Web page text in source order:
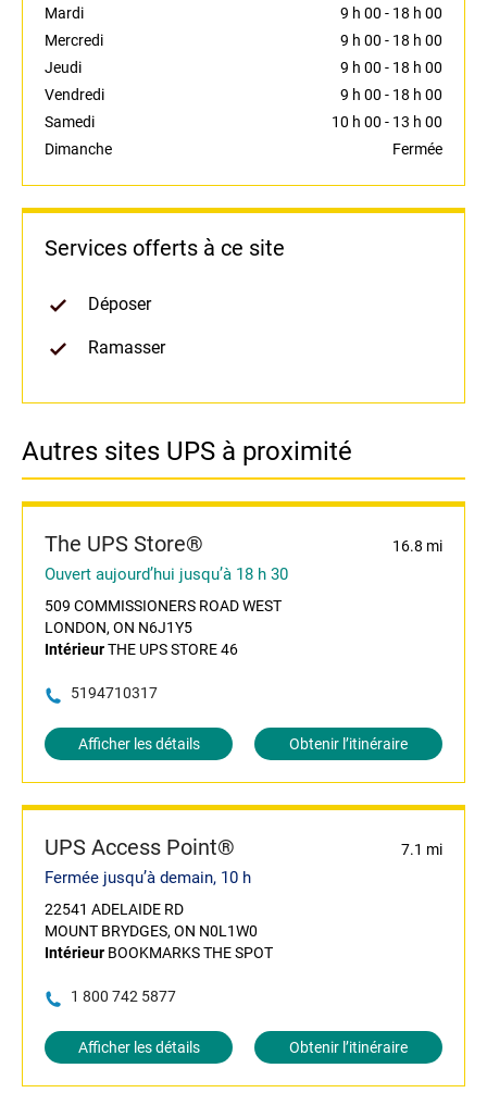
Mardi
9 h 00 - 18 h 00
Mercredi
9 h 00 - 18 h 00
Jeudi
9 h 00 - 18 h 00
Vendredi
9 h 00 - 18 h 00
Samedi
10 h 00 - 13 h 00
Dimanche
Fermée
Services offerts à ce site
Déposer
Ramasser
Autres sites UPS à proximité
The UPS Store® 16.8 mi
Ouvert aujourd’hui jusqu’à 18 h 30
509 COMMISSIONERS ROAD WEST
LONDON, ON N6J1Y5
IntérieurTHE UPS STORE 46
5194710317
Afficher les détails Obtenir l’itinéraire
UPS Access Point® 7.1 mi
Fermée jusqu’à demain, 10 h
22541 ADELAIDE RD
MOUNT BRYDGES, ON N0L1W0
Intérieur BOOKMARKS THE SPOT
1 800 742 5877
Afficher les détails Obtenir l’itinéraire